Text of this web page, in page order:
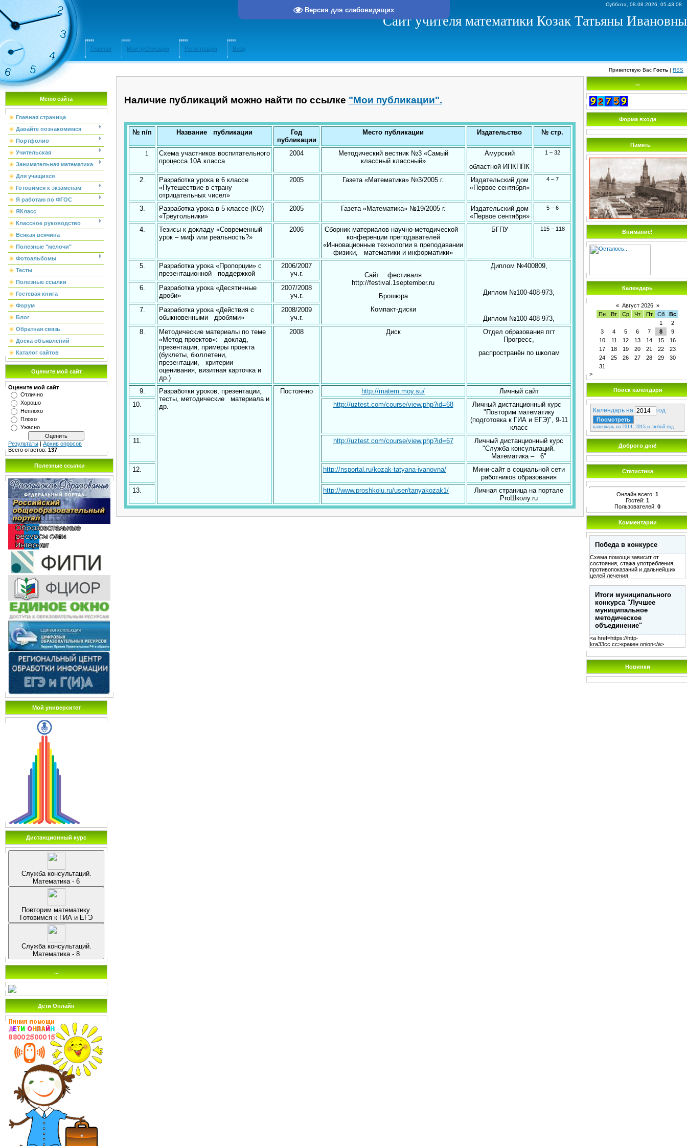
Версия для слабовидящих
Суббота, 08.08.2026, 05.43.08
Сайт учителя математики Козак Татьяны Ивановны
Главная Мои публикации Регистрация Вход
Приветствую Вас Гость | RSS
Меню сайта
Главная страница
Давайте познакомимся
Портфолио
Учительская
Занимательная математика
Для учащихся
Готовимся к экзаменам
Я работаю по ФГОС
ЯКласс
Классное руководство
Всякая всячина
Полезные "мелочи"
Фотоальбомы
Тесты
Полезные ссылки
Гостевая книга
Форум
Блог
Обратная связь
Доска объявлений
Каталог сайтов
Оцените мой сайт
Оцените мой сайт
Отлично
Хорошо
Неплохо
Плохо
Ужасно
Результаты | Архив опросов
Всего ответов: 137
Полезные ссылки
Мой университет
Дистанционный курс
Служба консультаций.
Математика - 6
Повторим математику.
Готовимся к ГИА и ЕГЭ
Служба консультаций.
Математика - 8
...
Дети Онлайн
Наличие публикаций можно найти по ссылке "Мои публикации".
№ п/п Название публикации
Год
публикации
Место публикации Издательство № стр.
Схема участников воспитательного
процесса 10А класса
2004
Методический вестник №3 «Самый
классный классный»
Амурский
областной ИПКППК
1 – 32
2.
Разработка урока в 6 классе
«Путешествие в страну
отрицательных чисел»
2005 Газета «Математика» №3/2005 г.
Издательский дом
«Первое сентября»
4 – 7
3.
Разработка урока в 5 классе (КО)
«Треугольники»
2005 Газета «Математика» №19/2005 г.
Издательский дом
«Первое сентября»
5 – 6
4.
Тезисы к докладу «Современный
урок – миф или реальность?»
2006
Сборник материалов научно-методической
конференции преподавателей
«Инновационные технологии в преподавании
физики, математики и информатики»
БГПУ 115 – 118
5.
Разработка урока «Пропорции» с
презентационной поддержкой
2006/2007
уч.г.
Сайт фестиваля
http://festival.1september.ru
Брошюра
Компакт-диски
Диплом №400809,
Диплом №100-408-973,
Диплом №100-408-973,
6.
Разработка урока «Десятичные
дроби»
2007/2008
уч.г.
7.
Разработка урока «Действия с
обыкновенными дробями»
2008/2009
уч.г.
8.
Методические материалы по теме
«Метод проектов»: доклад,
презентация, примеры проекта
(буклеты, бюллетени,
презентации, критерии
оценивания, визитная карточка и
др.)
2008 Диск
Отдел образования пгт
Прогресс,
распространён по школам
9.
Разработки уроков, презентации,
тесты, методические материала и
др.
Постоянно http://matem.moy.su/
Личный сайт
10.
http://uztest.com/course/view.php?id=68
Личный дистанционный курс
"Повторим математику
(подготовка к ГИА и ЕГЭ)", 9-11
класс
11.
http://uztest.com/course/view.php?id=67
Личный дистанционный курс
"Служба консультаций.
Математика – 6"
12.
http://nsportal.ru/kozak-tatyana-ivanovna/
Мини-сайт в социальной сети
работников образования
13.
http://www.proshkolu.ru/user/tanyakozak1/
Личная страница на портале
ProШколу.ru
...
Форма входа
Память
Внимание!
Календарь
« Август 2026 »
Пн
Вт Ср Чт Пт Сб
Вс
1
2
3
4 5 6 7 8
9
10
11 12 13 14 15
16
17
18 19 20 21 22
23
24
25 26 27 28 29
30
31
>
Поиск календаря
Календарь на год
календарь на 2014, 2015 и любой год
Доброго дня!
Статистика
Онлайн всего: 1
Гостей: 1
Пользователей: 0
Комментарии
Победа в конкурсе
Схема помощи зависит от
состояния, стажа употребления,
противопоказаний и дальнейших
целей лечения.
Итоги муниципального
конкурса "Лучшее
муниципальное
методическое
объединение"
<a href=https://http-
kra33cc.cc>кракен onion</a>
Новинки